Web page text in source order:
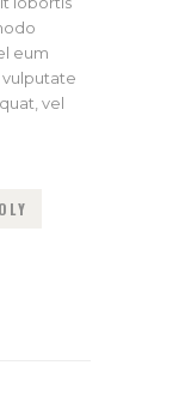
eum
vel